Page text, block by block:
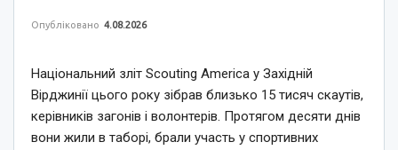
Опубліковано 4.08.2026
Національний зліт Scouting America у Західній
Вірджинії цього року зібрав близько 15 тисяч скаутів,
керівників загонів і волонтерів. Протягом десяти днів
вони жили в таборі, брали участь у спортивних